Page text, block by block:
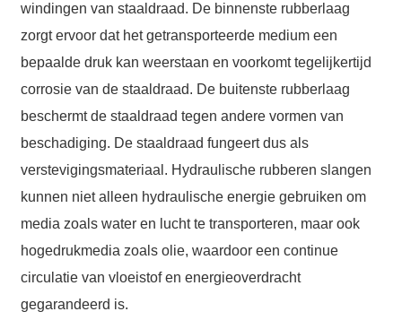
windingen van staaldraad. De binnenste rubberlaag
zorgt ervoor dat het getransporteerde medium een ​​
bepaalde druk kan weerstaan ​​en voorkomt tegelijkertijd
corrosie van de staaldraad. De buitenste rubberlaag
beschermt de staaldraad tegen andere vormen van
beschadiging. De staaldraad fungeert dus als
verstevigingsmateriaal. Hydraulische rubberen slangen
kunnen niet alleen hydraulische energie gebruiken om
media zoals water en lucht te transporteren, maar ook
hogedrukmedia zoals olie, waardoor een continue
circulatie van vloeistof en energieoverdracht
gegarandeerd is.
*Name Cannot be empty!
Email
Enter a Warming that does not meet the criteria!
Phone
Message